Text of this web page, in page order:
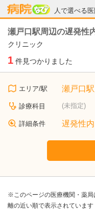
人で選べる
病院なび
瀬戸口駅周辺の遅発性
クリニック
1 件見つかりました
エリア/駅 瀬戸口
診療科目 (未指定)
詳細条件 遅発性
※このページの医療機関・薬局
離の近い順で表示されています